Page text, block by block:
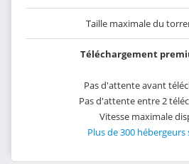
Taille maximale du
Téléchargement
Pas d'attente avant
Pas d'attente entre 2
Vitesse maximale
Plus de 300